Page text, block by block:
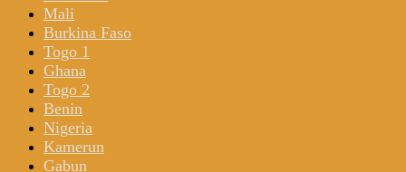
Mali
Burkina Faso
Togo 1
Ghana
Togo 2
Benin
Nigeria
Kamerun
Gabun